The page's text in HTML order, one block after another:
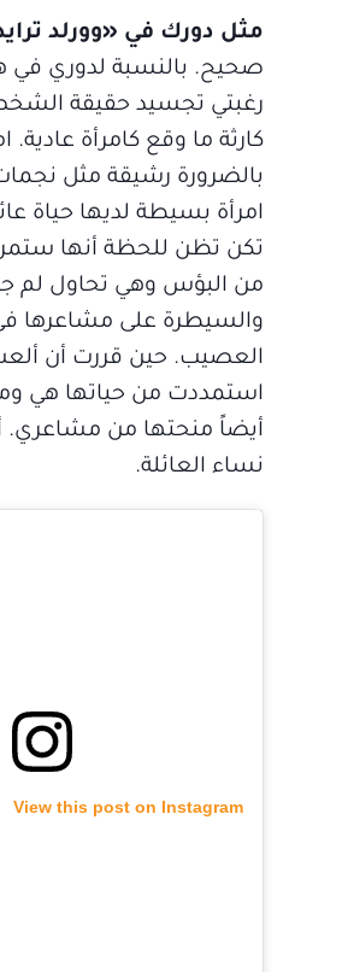
مثل دورك في «وورلد
صحيح. بالنسبة لدوري في
رغبتي تجسيد حقيقة
كارثة ما وقع كامرأة عادية.
بالضرورة رشيقة مثل
امرأة بسيطة لديها حياة
تكن تظن للحظة أنها ستمر
من البؤس وهي تحاول لم
والسيطرة على مشاعرها
العصيب. حين قررت أن
استمددت من حياتها هي
أيضاً منحتها من
نساء العائلة.
View this post on Instagram